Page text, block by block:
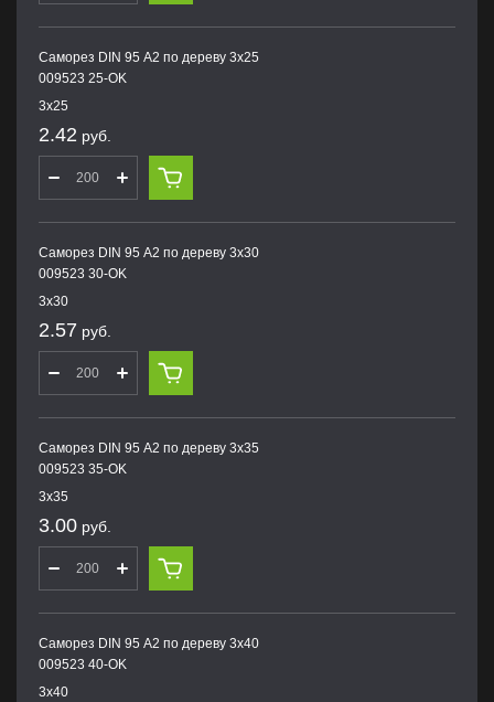
Саморез DIN 95 А2 по дереву 3х25
009523 25-OK
3х25
2.42 руб.
Саморез DIN 95 А2 по дереву 3х30
009523 30-OK
3х30
2.57 руб.
Саморез DIN 95 А2 по дереву 3х35
009523 35-OK
3х35
3.00 руб.
Саморез DIN 95 А2 по дереву 3х40
009523 40-OK
3х40